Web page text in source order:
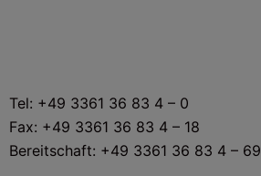
Tel: +49 3361 36 83 4 – 0
Fax: +49 3361 36 83 4 – 18
Bereitschaft: +49 3361 36 83 4 – 69